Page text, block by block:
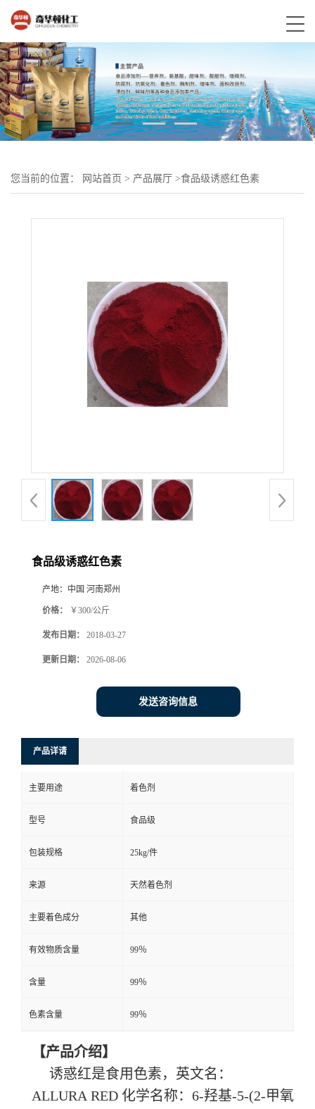
您当前的位置： 网站首页 > 产品展厅 >食品级诱惑红色素
食品级诱惑红色素
产地： 中国 河南郑州
价格： ￥300/公斤
发布日期： 2018-03-27
更新日期： 2026-08-06
发送咨询信息
产品详请
主要用途 着色剂
型号 食品级
包装规格 25kg/件
来源 天然着色剂
主要着色成分 其他
有效物质含量 99％
含量 99％
色素含量 99％
【产品介绍】
诱惑红是食用色素，英文名：
ALLURA RED 化学名称：6-羟基-5-(2-甲氧